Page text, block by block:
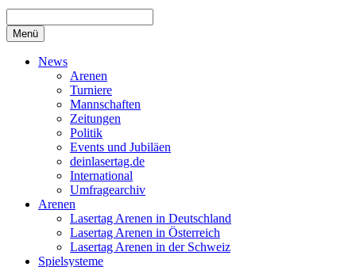
Menü
News
Arenen
Turniere
Mannschaften
Zeitungen
Politik
Events und Jubiläen
deinlasertag.de
International
Umfragearchiv
Arenen
Lasertag Arenen in Deutschland
Lasertag Arenen in Österreich
Lasertag Arenen in der Schweiz
Spielsysteme